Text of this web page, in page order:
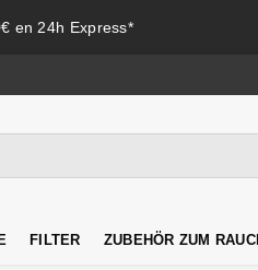
en 24h Express*
FILTER ZUBEHÖR ZUM